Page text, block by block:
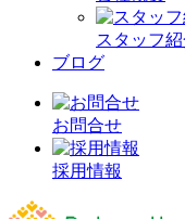
スタッフ
ブログ
お問合せ
採用情報